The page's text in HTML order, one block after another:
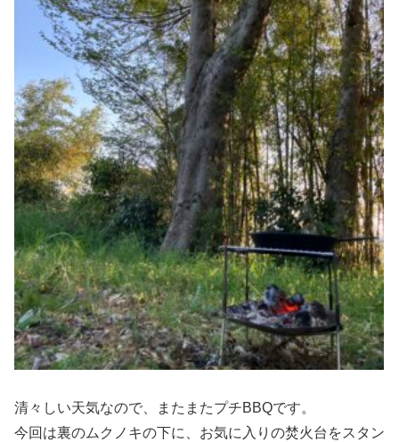
清々しい天気なので、またまたプチBBQです。
今回は裏のムクノキの下に、お気に入りの焚火台をスタン